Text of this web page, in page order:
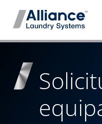
Trabaja con
Nuestro impacto